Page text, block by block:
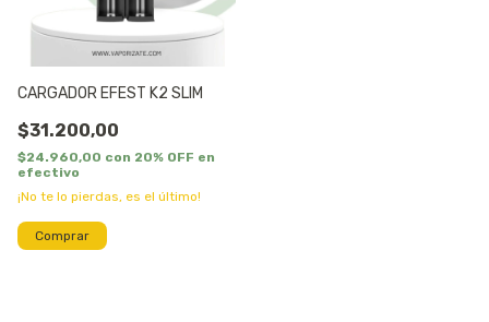
CARGADOR EFEST K2 SLIM
$31.200,00
$24.960,00 con 20% OFF en
efectivo
¡No te lo pierdas, es el último!